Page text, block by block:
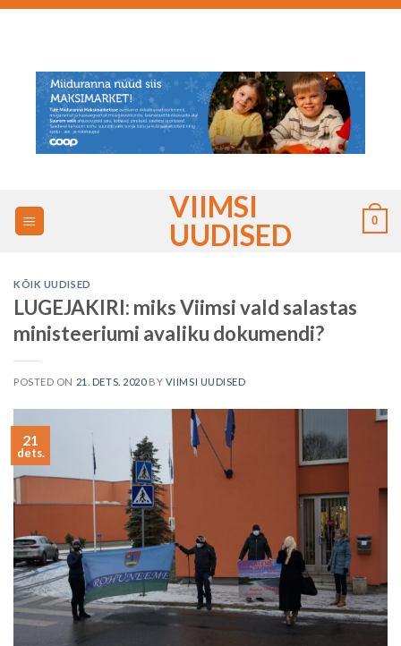
Skip
VIIMSI
UUDISED
0
KÕIK UUDISED
LUGEJAKIRI: miks Viimsi vald salastas
ministeeriumi avaliku dokumendi?
POSTED ON 21. DETS. 2020 BY VIIMSI UUDISED
21
dets.